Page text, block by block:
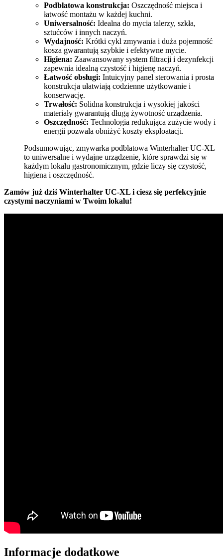
Podblatowa konstrukcja: Oszczędność miejsca i
łatwość montażu w każdej kuchni.
Uniwersalność: Idealna do mycia talerzy, szkła,
sztućców i innych naczyń.
Wydajność: Krótki cykl zmywania i duża pojemność
kosza gwarantują szybkie i efektywne mycie.
Higiena: Zaawansowany system filtracji i dezynfekcji
zapewnia idealną czystość i higienę naczyń.
Łatwość obsługi: Intuicyjny panel sterowania i prosta
konstrukcja ułatwiają codzienne użytkowanie i
konserwację.
Trwałość: Solidna konstrukcja i wysokiej jakości
materiały gwarantują długą żywotność urządzenia.
Oszczędność: Technologia redukująca zużycie wody i
energii pozwala obniżyć koszty eksploatacji.
Podsumowując, zmywarka podblatowa Winterhalter UC-XL
to uniwersalne i wydajne urządzenie, które sprawdzi się w
każdym lokalu gastronomicznym, gdzie liczy się czystość,
higiena i oszczędność.
Zamów już dziś Winterhalter UC-XL i ciesz się perfekcyjnie
czystymi naczyniami w Twoim lokalu!
Informacje dodatkowe